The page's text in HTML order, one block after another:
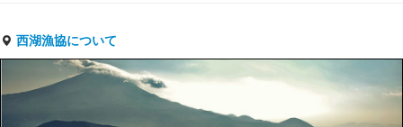
西湖漁協について